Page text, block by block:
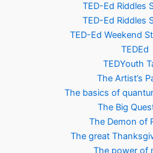
TED-Ed Riddles
TED-Ed Riddles
TED-Ed Weekend
TEDEd
TEDYouth
The Artist’s
The basics of
The Big
The Demon of
The great
The power of